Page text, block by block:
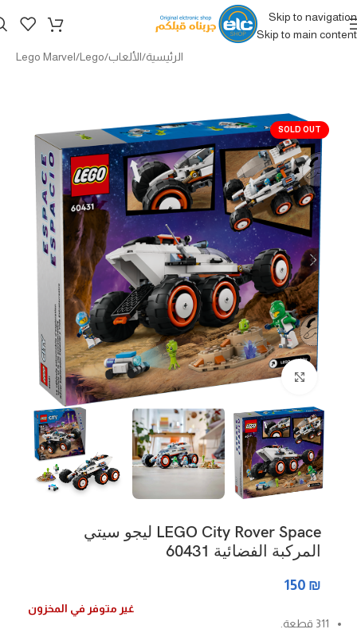
Skip to navigation
Skip to main content
الرئيسية/الألعاب/
Lego
/
Lego Marvel
SOLD OUT
Click to enlarge
LEGO City Rover Space ليجو سيتي
المركبة الفضائية 60431
150 ₪
غير متوفر في المخزون
311 قطعة.